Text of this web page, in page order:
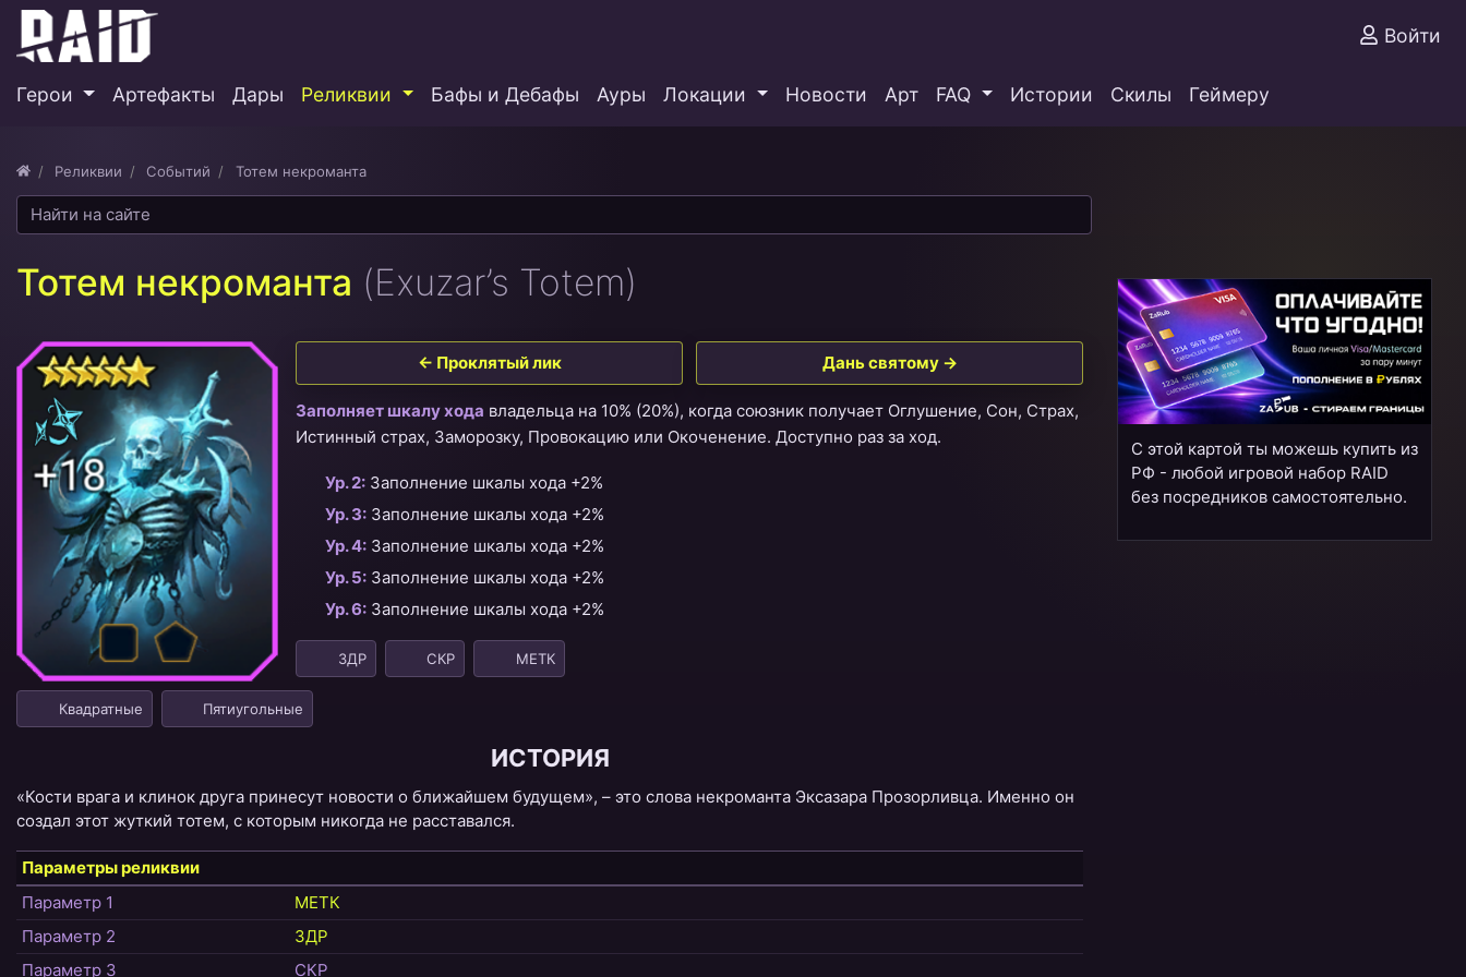
Войти
Герои Артефакты Дары Реликвии Бафы и Дебафы Ауры Локации Новости Арт FAQ Истории Скилы Геймеру
Реликвии Событий Тотем некроманта
Тотем некроманта (Exuzar’s Totem)
← Проклятый лик Дань святому →
Заполняет шкалу хода владельца на 10% (20%), когда союзник получает Оглушение, Сон, Страх,
Истинный страх, Заморозку, Провокацию или Окоченение. Доступно раз за ход.
Ур. 2:Заполнение шкалы хода +2%
Ур. 3:Заполнение шкалы хода +2%
Ур. 4:Заполнение шкалы хода +2%
Ур. 5:Заполнение шкалы хода +2%
Ур. 6:Заполнение шкалы хода +2%
ЗДР СКР МЕТК
Квадратные Пятиугольные
ИСТОРИЯ
«Кости врага и клинок друга принесут новости о ближайшем будущем», – это слова некроманта Эксазара Прозорливца. Именно он
создал этот жуткий тотем, с которым никогда не расставался.
Параметры реликвии
Параметр 1
МЕТК
Параметр 2
ЗДР
Параметр 3
СКР
С этой картой ты можешь купить из
РФ - любой игровой набор RAID
без посредников самостоятельно.